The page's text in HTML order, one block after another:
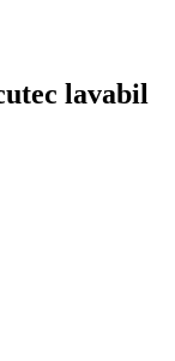
lavabil